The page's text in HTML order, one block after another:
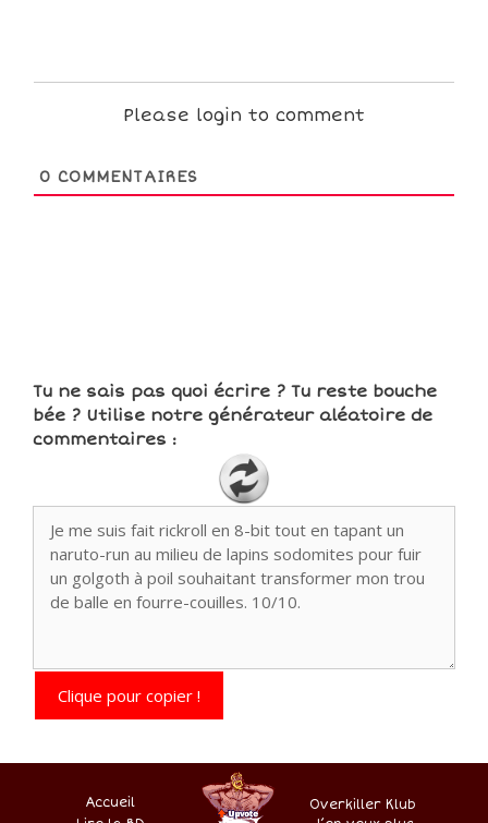
Please login to comment
0 COMMENTAIRES
Tu ne sais pas quoi écrire ? Tu reste bouche
bée ? Utilise notre générateur aléatoire de
commentaires :
Clique pour copier !
Accueil
Overkiller Klub